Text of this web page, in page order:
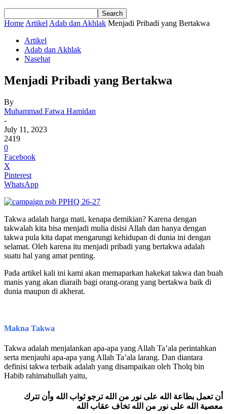
Home Artikel Adab dan Akhlak Menjadi Pribadi yang Bertakwa
Artikel
Adab dan Akhlak
Nasehat
Menjadi Pribadi yang Bertakwa
By
Muhammad Fatwa Hamidan
-
July 11, 2023
2419
0
Facebook
X
Pinterest
WhatsApp
Takwa adalah harga mati, kenapa demikian? Karena dengan
takwalah kita bisa menjadi mulia disisi Allah dan hanya dengan
takwa pula kita dapat mengarungi kehidupan di dunia ini dengan
selamat. Oleh karena itu menjadi pribadi yang bertakwa adalah
suatu hal yang amat penting.
Pada artikel kali ini kami akan memaparkan hakekat takwa dan buah
manis yang akan diaraih bagi orang-orang yang bertakwa baik di
dunia maupun di akherat.
Makna Takwa
Takwa adalah menjalankan apa-apa yang Allah Ta’ala perintahkan
serta menjauhi apa-apa yang Allah Ta’ala larang. Dan diantara
definisi takwa terbaik adalah yang disampaikan oleh Tholq bin
Habib rahimahullah yaitu,
أن تعمل بطاعة الله على نور من الله ترجو ثواب الله وأن تترك
معصية الله على نور من الله تخاف عقاب الله